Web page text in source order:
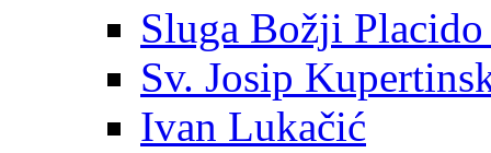
Sluga Božji Placido
Sv. Josip
Ivan Lukačić